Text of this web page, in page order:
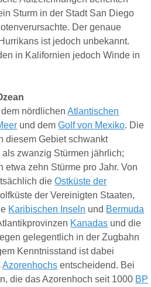
Sturm in der Stadt San Diego
verursachte. Der genaue
ist jedoch unbekannt.
in Kalifornien jedoch Winde in
dem nördlichenAtlantischen
und demGolf von Mexiko. Die
diesem Gebiet schwankt
zwanzig Stürmen jährlich;
zehn Stürme pro Jahr. Von
dieOstküste der
der Vereinigten Staaten,
Karibischen Inseln und Bermuda
Kanadas und die
gelegentlich in der Zugbahn
Kenntnisstand ist dabei
Azorenhochs entscheidend. Bei
die das Azorenhoch seit 1000 BP